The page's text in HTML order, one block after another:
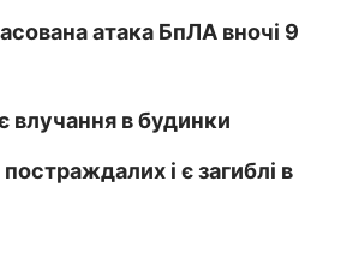
атака БпЛА вночі 9
влучання в будинки
і є загиблі в